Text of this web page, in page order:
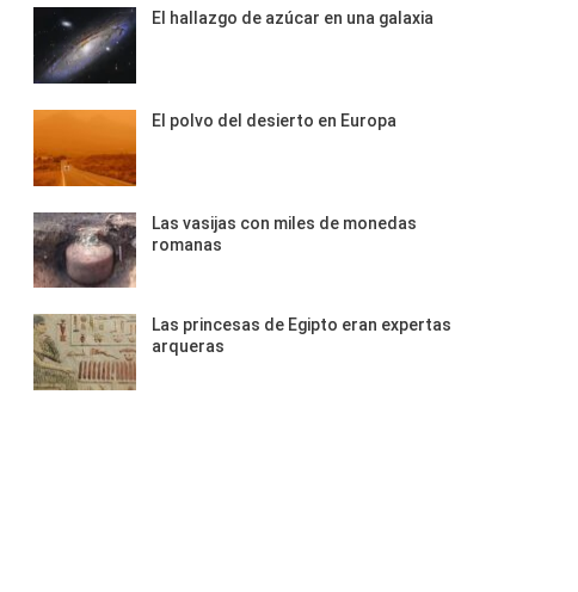
El hallazgo de azúcar en una galaxia
El polvo del desierto en Europa
Las vasijas con miles de monedas
romanas
Las princesas de Egipto eran expertas
arqueras